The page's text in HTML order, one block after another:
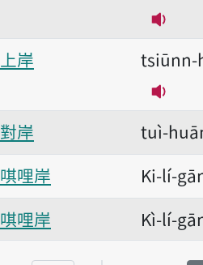
播放
上岸 tsiūnn-
播放
對岸
tuì-
唭哩岸
Ki-lí-
唭哩岸 Kì-lí-